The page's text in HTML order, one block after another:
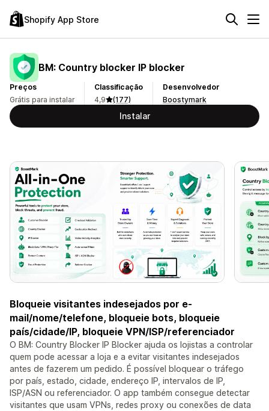
Shopify App Store
BM: Country blocker IP blocker
Preços
Grátis para instalar
Classificação
4,9
(177)
Desenvolvedor
Boostymark
Instalar
Bloqueie visitantes indesejados por e-
mail/nome/telefone, bloqueie bots, bloqueie
país/cidade/IP, bloqueie VPN/ISP/referenciador
O BM: Country Blocker IP Blocker ajuda os lojistas a controlar
quem pode acessar a loja e a evitar visitantes indesejados
antes de fazerem um pedido. É possível bloquear o tráfego
por país, estado, cidade, endereço IP, intervalos de IP,
ISP/ASN ou referenciador. O app também consegue detectar
visitantes que usam VPNs, redes proxy ou conexões de data